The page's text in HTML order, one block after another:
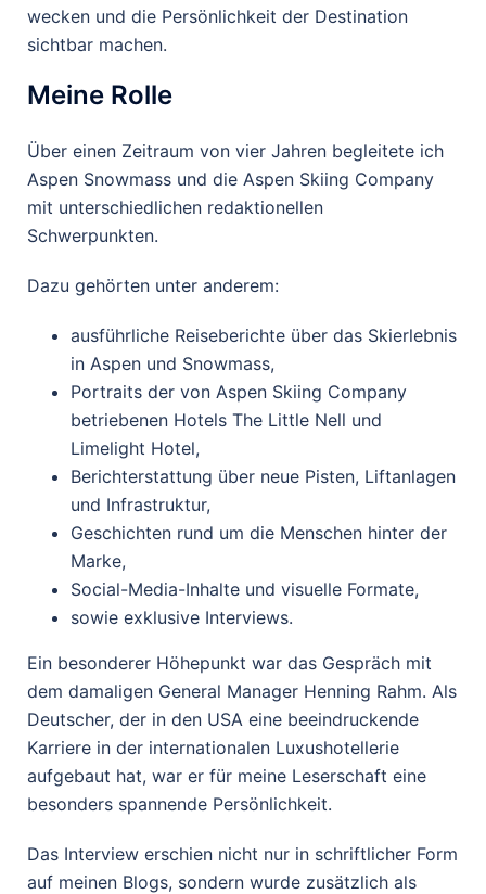
wecken und die Persönlichkeit der Destination
sichtbar machen.
Meine Rolle
Über einen Zeitraum von vier Jahren begleitete ich
Aspen Snowmass und die Aspen Skiing Company
mit unterschiedlichen redaktionellen
Schwerpunkten.
Dazu gehörten unter anderem:
ausführliche Reiseberichte über das Skierlebnis
in Aspen und Snowmass,
Portraits der von Aspen Skiing Company
betriebenen Hotels The Little Nell und
Limelight Hotel,
Berichterstattung über neue Pisten, Liftanlagen
und Infrastruktur,
Geschichten rund um die Menschen hinter der
Marke,
Social-Media-Inhalte und visuelle Formate,
sowie exklusive Interviews.
Ein besonderer Höhepunkt war das Gespräch mit
dem damaligen General Manager Henning Rahm. Als
Deutscher, der in den USA eine beeindruckende
Karriere in der internationalen Luxushotellerie
aufgebaut hat, war er für meine Leserschaft eine
besonders spannende Persönlichkeit.
Das Interview erschien nicht nur in schriftlicher Form
auf meinen Blogs, sondern wurde zusätzlich als